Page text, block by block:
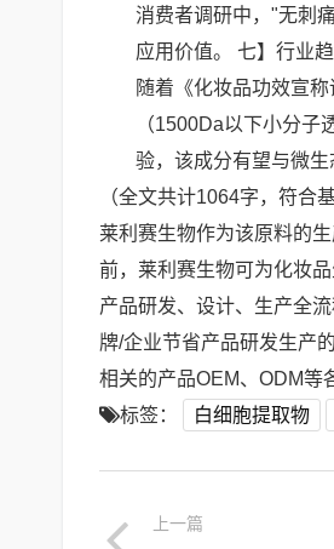
消费者调研中，"无刺
应用价值。 七】行业
随着《化妆品功效宣
（1500Da以下小分
验，该成分有望与微
（全文共计1064字，符合
莱利赛生物作为该原料的
前，莱利赛生物可为化妆
产品研发、设计、生产全
牌/企业节省产品研发生产
相关的产品OEM、ODM等
标签：
白细胞提取物
上一篇